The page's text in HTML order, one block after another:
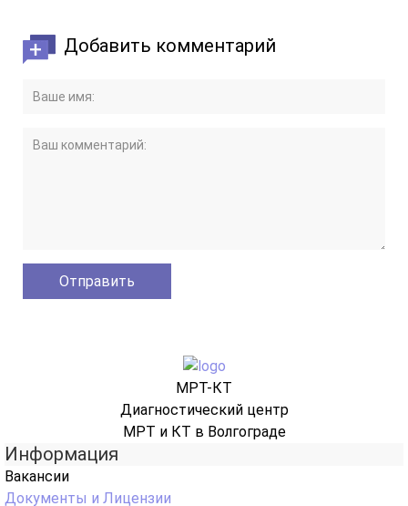
Добавить комментарий
МРТ-КТ
Диагностический центр
МРТ и КТ в Волгограде
Информация
Вакансии
Документы и Лицензии